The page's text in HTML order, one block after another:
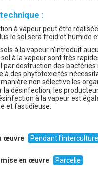
:
à vapeur peut être
le sol sera froid et humide
à la vapeur n’introduit
à la vapeur sont très
par destruction des
à des phytotoxicités
non sélective les
la désinfection, les
à la vapeur est
et fastidieuse.
œuvre Pendant l'interculture
en œuvre Parcelle